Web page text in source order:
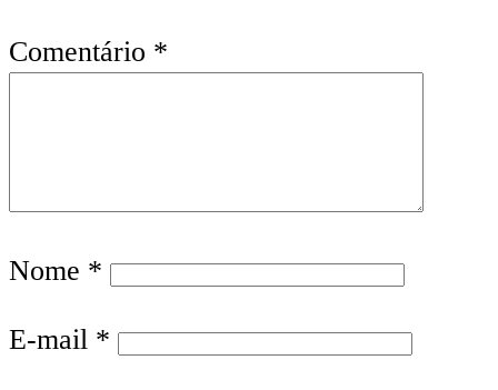
Comentário *
Nome *
E-mail *